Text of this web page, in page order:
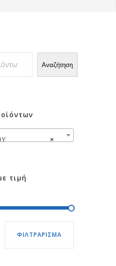
Αναζήτηση
×
τιμή
Ελάχιστη
Μέγιστη
ΦΙΛΤΡΆΡΙΣΜΑ